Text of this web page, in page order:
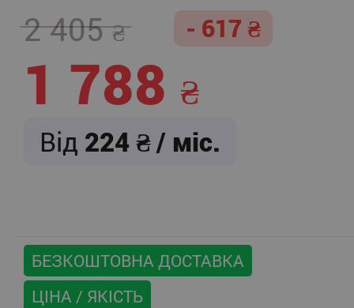
2 405 - 617
1 788
Від 224 / міс.
БЕЗКОШТОВНА ДОСТАВКА
ЦІНА / ЯКІСТЬ